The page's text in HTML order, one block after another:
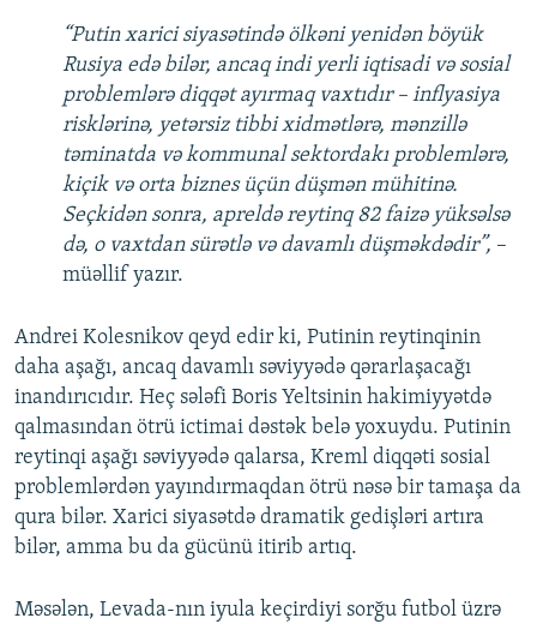
“Putin xarici siyasətində ölkəni yenidən böyük
Rusiya edə bilər, ancaq indi yerli iqtisadi və sosial
problemlərə diqqət ayırmaq vaxtıdır – inflyasiya
risklərinə, yetərsiz tibbi xidmətlərə, mənzillə
təminatda və kommunal sektordakı problemlərə,
kiçik və orta biznes üçün düşmən mühitinə.
Seçkidən sonra, apreldə reytinq 82 faizə yüksəlsə
də, o vaxtdan sürətlə və davamlı düşməkdədir”, –
müəllif yazır.
Andrei Kolesnikov qeyd edir ki, Putinin reytinqinin
daha aşağı, ancaq davamlı səviyyədə qərarlaşacağı
inandırıcıdır. Heç sələfi Boris Yeltsinin hakimiyyətdə
qalmasından ötrü ictimai dəstək belə yoxuydu. Putinin
reytinqi aşağı səviyyədə qalarsa, Kreml diqqəti sosial
problemlərdən yayındırmaqdan ötrü nəsə bir tamaşa da
qura bilər. Xarici siyasətdə dramatik gedişləri artıra
bilər, amma bu da gücünü itirib artıq.
Məsələn, Levada-nın iyula keçirdiyi sorğu futbol üzrə